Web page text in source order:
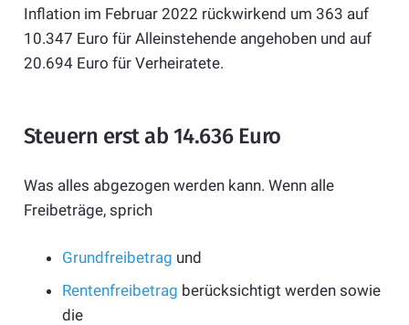
Inflation im Februar 2022 rückwirkend um 363 auf
10.347 Euro für Alleinstehende angehoben und auf
20.694 Euro für Verheiratete.
Steuern erst ab 14.636 Euro
Was alles abgezogen werden kann. Wenn alle
Freibeträge, sprich
Grundfreibetrag und
Rentenfreibetrag berücksichtigt werden sowie
die